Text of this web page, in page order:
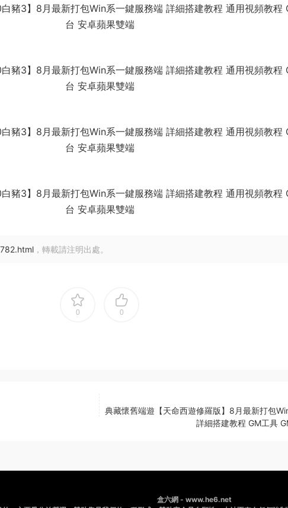
，轉載請注明出處。
0 0
典藏懷舊端遊【天命西遊修羅版】8月最新打包
詳細搭建教程 GM工具
盒六網 - www.he6.net